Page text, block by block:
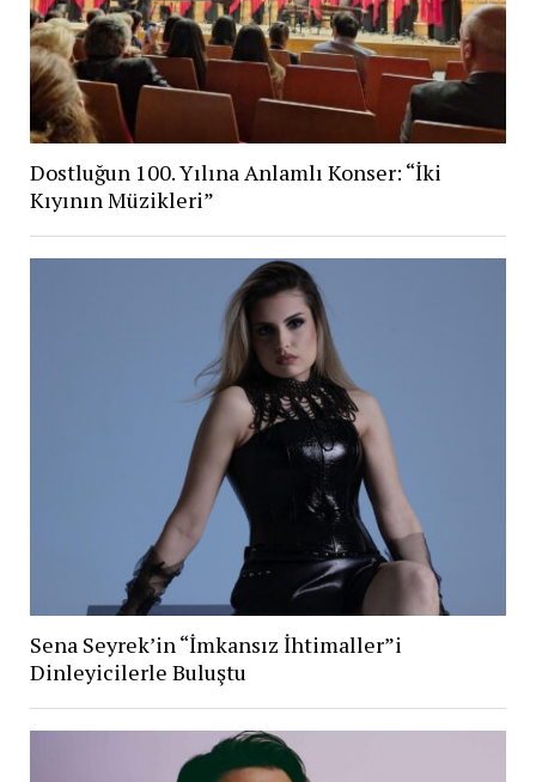
Dostluğun 100. Yılına Anlamlı Konser: “İki
Kıyının Müzikleri”
Sena Seyrek’in “İmkansız İhtimaller”i
Dinleyicilerle Buluştu